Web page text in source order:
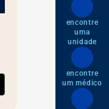
encontre
uma
unidade
encontre
um médico